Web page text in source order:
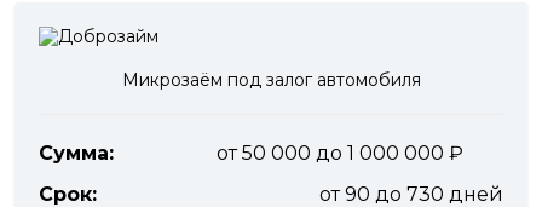
Микрозаём под залог автомобиля
Сумма:
от 50 000 до 1 000 000
Срок:
от 90 до 730 дней